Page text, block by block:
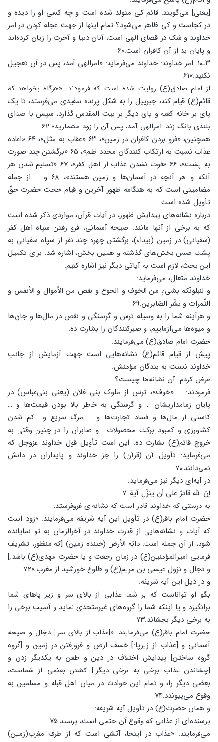
[یعنی] می‌گویند: قائم کی متولد شده است و چه کسی او را دیده و
در کجاست و کی ظاهر می‌شود؟ تمام اینها از جهت عجله کردن در امر
خداوند و شک در قضای الهی است، آنان دنیا و آخرت را زیان کرده‌اند
و پایان بد از آن کافران است.۶۰
۳ـ۱۰. امر خداوند: خداوند می‌فرماید: «امرالهی آمد، پس در آن تعجیل
نکنید.»61
از امام صادق(ع) روایت شده است که فرمودند: «هرگاه بخواهد که
قائم(ع) قیام کند، جبرییل را به شکل پرنده سفیدی می‌فرستد، تا یک
پای بر خانه کعبه و پای دیگر بر بیت المقدس گذارد، سپس با صدای
بلندی بانگ زند: امرالهی آمد، پس آن را زود مشمارید».62
همچنین، «فرو بردن کافران در زمین»، ۶۳ «عقاب به مثل»، ۶۴ «اعاده
عذاب نسبت به ارتکاب کنندگان مجدد ظلم»، ۶۵ «برگشتن چند صورت
به پشت»، ۶۶ «فوت نشدن عذاب از اهل کفر»، ۶۷ «تسلیم شدن هر
آنکه و هر آنچه در آسمان‌ها و زمین هستند»، ۶۸ و … از جمله
مضامینی است که به هنگامه ظهور آخرین و قیام حجت حضرت حقّ
تأویل شده است.
درباره نشانه‌های پیدایش ظهور، در آیات قرآن، مواردی ذکر شده است
که به برخی از آنها مانند: صیحه آسمانی، فرو رفتن سپاه اهل کفر
(سفیانی) در زمین (بیداء)، برگشتن چهره چند نفر از سپاه سفیانی به
پشت ضمن بخش‌های گذشته و همین بخش، اشاره شد. برای تکمیل
این بحث، لازم است به آیاتی دیگر نیز اشاره کنیم.
خداوند متعال، می‌فرماید:
و لنبلونّکم بشیءٍ من الخوف و الجوع و نقص من الأموال و الأنفس و
الثّمرات و بشّر الصّابرین.۶۹
و هرآینه شما را به وسیله ترس و گرسنگی و نقص در مال‌ها و جان‌ها
و میوه‌ها می‌آزماییم، و صبرکنندگان را بشارت ده.
حضرت امام صادق(ع) می‌فرمایند:
پیش از قیام قائم(ع) نشانه‌هایی است جهت آزمایش از جانب
خداوند نسبت به بندگان مؤمنش.
عرض کردم: آن نشانه‌ها چیست؟
فرمودند: … «خوف»، ترس از ملوک بنی فلان (یعنی بنی‌عباس) در
پایان زمامداریشان … و گرسنگی به خاطر بالا بودن قیمت‌ها و …
کاستی از مال‌ها و فساد تجارت‌ها و … مرگ سریع و… کم شدن
کشاورزی و کمبود برکت محصولات… و صابران را در چنین وقتی به
خروج قائم(ع) بشارت ده. این است تأویل قول خداوند عزوجل که
می‌فرماید: تأویل آن (قرآن) را جز خداوند و پایداران در دانش
نمی‌دانند.۷۰
در آیه‌ای دیگر نیز می‌فرماید:
إنّ الله قادرٌ علی أن ینزّل آیهً.۷۱
به درستی که خداوند قادر است که نشانه‌ای فروفرستد.
حضرت امام باقر(ع) در تأویل این آیه شریفه می‌فرمایند: «زود است
که آیات و نشانه‌هایی از قدرت خداوند در آخرالزمان به تو نمایانده
شود، از آن جمله است: دابّه الأرض (خبنده زمین) [که منظور، تشریف
فرمایی امیرالمؤمنین(ع) در زمان رجعت و یا حضرت مهدی(ع) باشد.]
و دجال و نزول عیسی بن مریم(ع) و طلوع خورشید از مغرب.»72
و در ذیل این آیه شریفه:
بگو او تواناست که بر شما عذابی از بالای سر و زیر پاهای شما
برانگیزد و یا اینکه شما را گروه‌های غیرمتحدی نماید و آسیب برخی را
به برخی دیگر بچشاند.۷۳
حضرت امام باقر(ع) می‌فرمایند: «[عذاب از بالای سر:] دجال و صیحه
آسمانی و [عذاب از زیرپا:] خسف ارض و فرورفتن در زمین و [گروه
گروه ساختن] پیدایش اختلاف در دین و طعن به یکدیگر زدن و
[چشاندن عذاب برخی به برخی دیگر:] کشتن بعضی از شماست،
بعضی دیگر را، و تمام این حوادث در میان اهل قبله و مسلمین به
وقوع می‌پیوندد.۷۴
و همان حضرت(ع) در تأویل آیه شریفه:
پرسنده‌ای از عذابی که وقوع آن حتمی است، پرسید.۷۵
می‌فرمایند: «عذاب در اینجا، آتشی است که از طرف مغرب(زمین)